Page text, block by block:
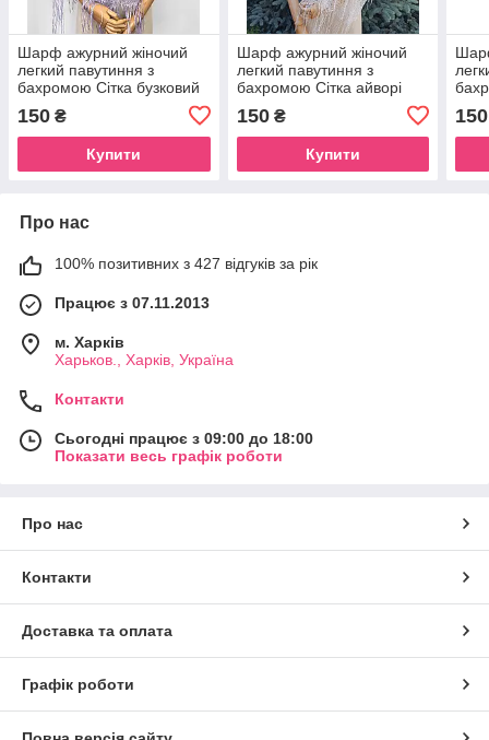
Шарф ажурний жіночий
легкий павутиння з
бахромою Сітка бузковий
150 ₴
Купити
Шарф ажурний жіночий
легкий павутиння з
бахромою Сітка айворі
150₴
Купити
150
Про нас
100% позитивних з 427 відгуків за рік
Працює з 07.11.2013
м. Харків
Харьков., Харків, Україна
Контакти
Сьогодні працює з 09:00 до 18:00
Показати весь графік роботи
Про нас
Контакти
Доставка та оплата
Графік роботи